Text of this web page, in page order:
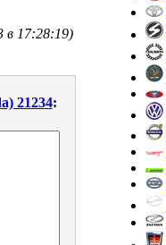
в 17:28:19)
21234: